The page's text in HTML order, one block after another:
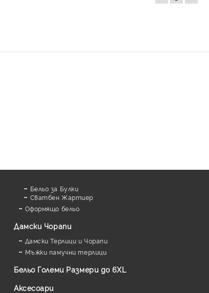
Бельо за Булки
Сватбен Жартиер
Оформящо бельо
Дамски Чорапи
Дамски Терлици и Чорапи
Мъжки памучни терлици
Бельо Големи Размери до 6XL
Аксесоари